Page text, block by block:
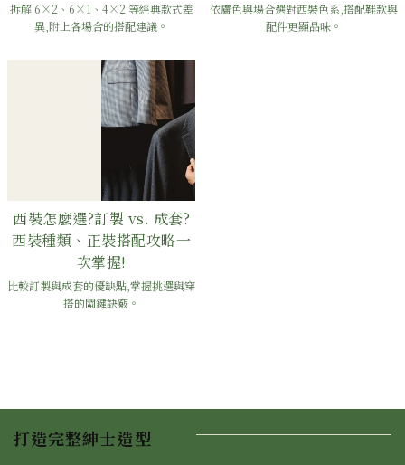
拆解 6×2、6×1、4×2 等經典款式差
異,附上各場合的搭配建議。
依膚色與場合選對西裝色系,搭配鞋款與
配件更顯品味。
西裝怎麼選?訂製 vs. 成套?
西裝種類、正裝搭配攻略一
次掌握!
比較訂製與成套的優缺點,掌握挑選與穿
搭的關鍵訣竅。
打造完整紳士造型